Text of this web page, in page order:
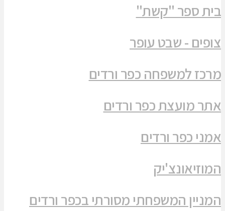
בית ספר "קשת"
צופים - שבט עופר
מרכז למשפחה כפר ורדים
אתר מועצת כפר ורדים
אמני כפר ורדים
המוזיאונצ'יק
המניין המשפחתי מסורתי בכפר ורדים